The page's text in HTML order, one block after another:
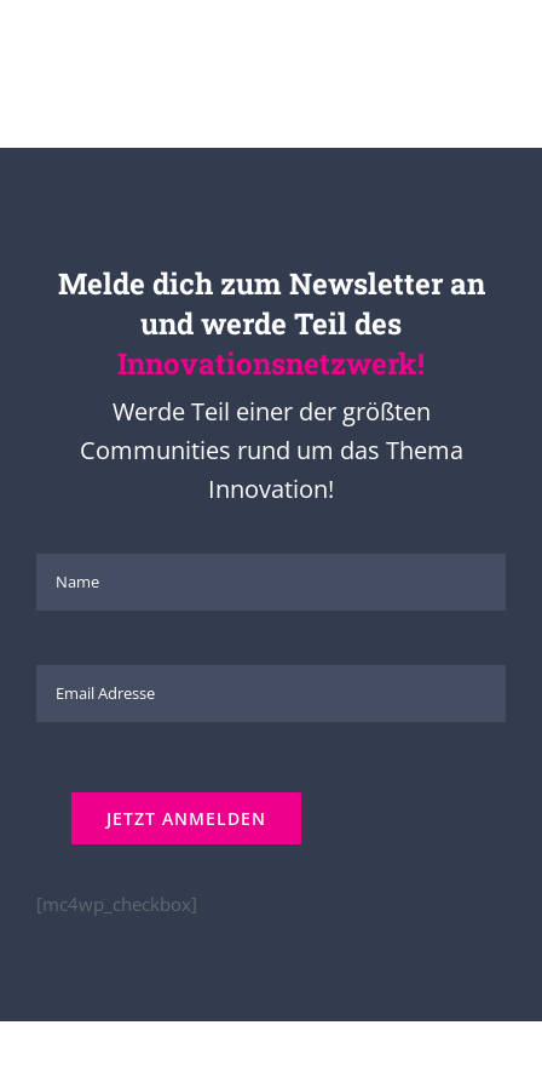
Melde dich zum Newsletter an
und werde Teil des
Innovationsnetzwerk!
Werde Teil einer der größten
Communities rund um das Thema
Innovation!
[mc4wp_checkbox]